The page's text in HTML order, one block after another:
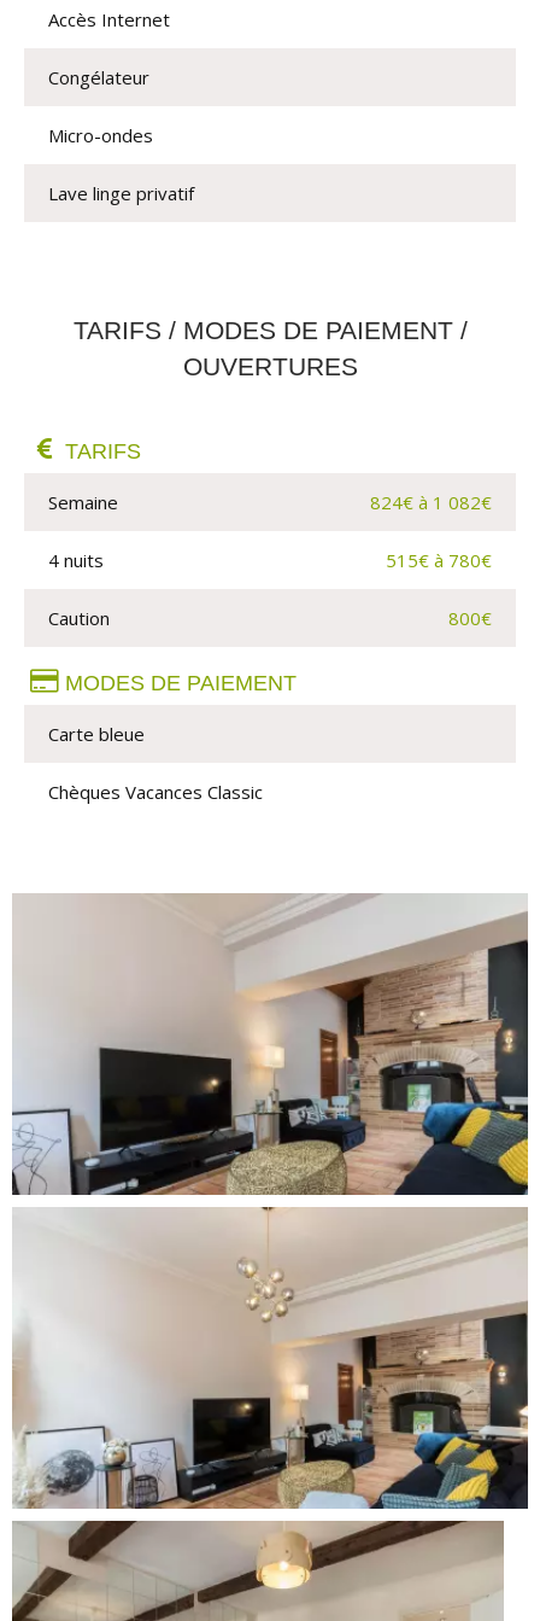
Accès Internet
Congélateur
Micro-ondes
Lave linge privatif
TARIFS / MODES DE PAIEMENT /
OUVERTURES
TARIFS
Semaine 824€ à 1 082€
4 nuits 515€ à 780€
Caution 800€
MODES DE PAIEMENT
Carte bleue
Chèques Vacances Classic